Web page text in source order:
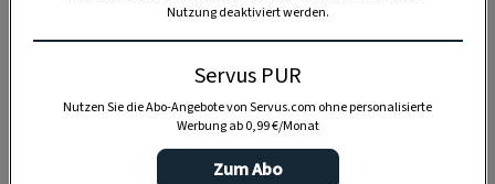
Nutzung deaktiviert werden.
Servus PUR
Nutzen Sie die Abo-Angebote von Servus.com ohne personalisierte
Werbung ab 0,99 €/Monat
Zum Abo